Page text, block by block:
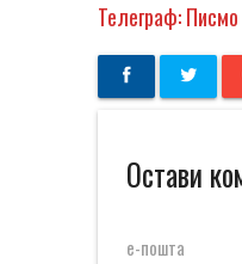
Телеграф: Писмо
Остави
е-пошта